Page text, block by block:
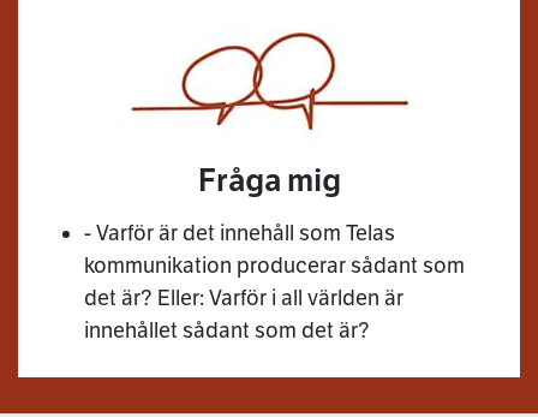
Fråga mig
- Varför är det innehåll som Telas
kommunikation producerar sådant som
det är? Eller: Varför i all världen är
innehållet sådant som det är?